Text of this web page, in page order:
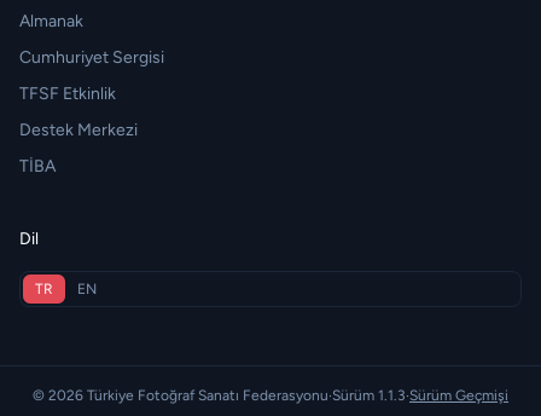
Almanak
Cumhuriyet Sergisi
TFSF Etkinlik
Destek Merkezi
TİBA
Dil
TR EN
© 2026 Türkiye Fotoğraf Sanatı Federasyonu·Sürüm 1.1.3·Sürüm Geçmişi